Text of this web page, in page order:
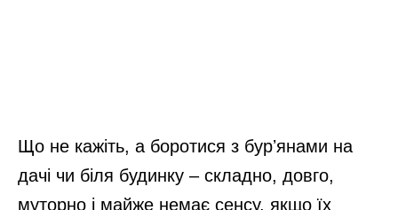
Що не кажіть, а боротися з бурʼянами на
дачі чи біля будинку – складно, довго,
муторно і майже немає сенсу, якщо їх